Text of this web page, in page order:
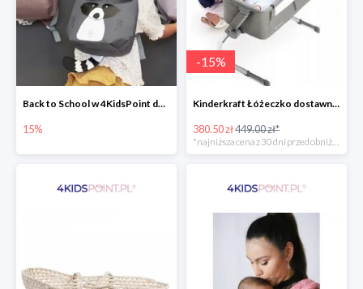
Back to School w 4KidsPoint do -15%
15%
-15%
Kinderkraft Łóżeczko dostawne aluminiowe Uno 2w1
380.50 zł449.00 zł*
*najniższa cena z 30 dni przed obniżką